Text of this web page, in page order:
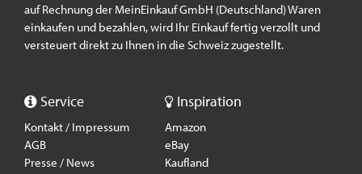
auf Rechnung der MeinEinkauf GmbH (Deutschland) Waren
einkaufen und bezahlen, wird Ihr Einkauf fertig verzollt und
versteuert direkt zu Ihnen in die Schweiz zugestellt.
Service
Kontakt / Impressum
AGB
Presse / News
Inspiration
Amazon
eBay
Kaufland